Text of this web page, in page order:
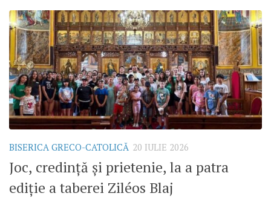
BISERICA GRECO-CATOLICĂ 20 IULIE 2026
Joc, credință și prietenie, la a patra
ediție a taberei Ziléos Blaj